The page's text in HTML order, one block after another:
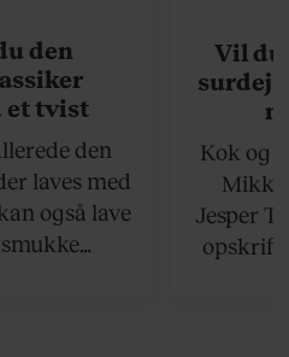
den
et tvist
den
laves med
også lave
Vil du
Kok og
Jesper
opskrift